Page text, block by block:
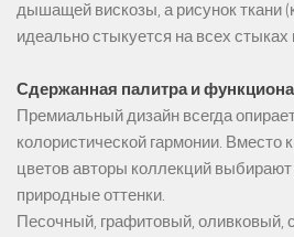
дышащей вискозы, а рисунок ткани
идеально стыкуется на всех стыках
Сдержанная палитра и
Премиальный дизайн всегда
колористической гармонии. Вместо
цветов авторы коллекций
природные оттенки.
Песочный, графитовый, оливковый,